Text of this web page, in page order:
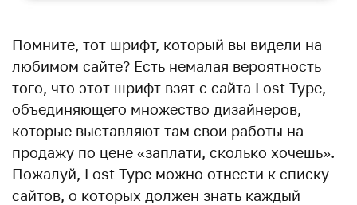
Помните, тот шрифт, который вы видели на
любимом сайте? Есть немалая вероятность
того, что этот шрифт взят с сайта Lost Type,
объединяющего множество дизайнеров,
которые выставляют там свои работы на
продажу по цене «заплати, сколько хочешь».
Пожалуй, Lost Type можно отнести к списку
сайтов, о которых должен знать каждый